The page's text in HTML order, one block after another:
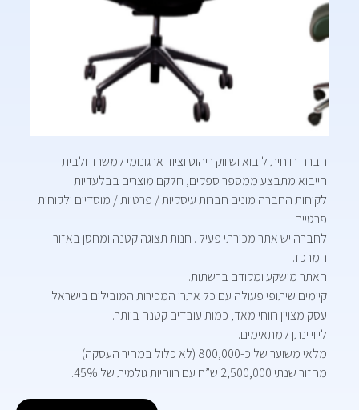
חברה רווחית ליבוא ושיווק ריהוט וציוד ארגונומי למשרד ולבית
הייבוא מתבצע ממספר ספקים, חלקם מוצרים בבלעדיות
לקוחות החברה מונים חברות עיסקיות / פרטיות / מוסדיים ולקוחות
פרטיים
לחברה יש אתר מכירתי פעיל . חנות תצוגה קטנה ומחסן באזור
המרכז.
האתר מושקע ומקודם ברשתות.
קיימים שיתופי פעולה עם כל אתרי המכירות המובילים בישראל.
עסק מצויין רווחי מאד, כמות עובדים קטנה ביותר.
ליווי ינתן למתאימים.
מלאי משוער של כ-800,000 (לא כלול במחיר העסקה)
מחזור שנתי 2,500,000 ש”ח עם רווחיות גולמית של 45%.